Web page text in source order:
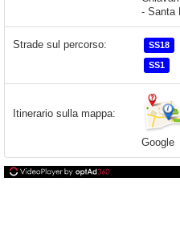
Strade sul percorso: SS18
SS1
Itinerario sulla mappa:
Google